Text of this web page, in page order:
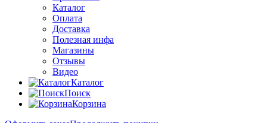
Каталог
Оплата
Доставка
Полезная инфа
Магазины
Отзывы
Видео
Каталог
Поиск
Корзина